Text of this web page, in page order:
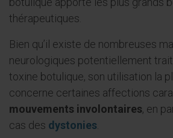
thérapeutiques.
Bien qu’il existe de nombreuses
neurologiques potentiellement
toxine botulique, son utilisation la
concerne certaines affections
mouvements involontaires, en
cas des dystonies